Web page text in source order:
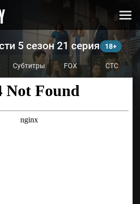
5 сезон 21 серия
Субтитры FOX СТС